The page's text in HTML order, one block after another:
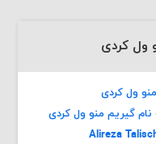
ول کردی
ول کردی
گیریم منو ول کردی
Alireza